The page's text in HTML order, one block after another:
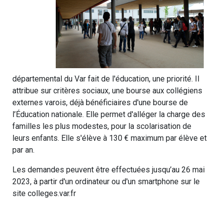
départemental du Var fait de l'éducation, une priorité. Il
attribue sur critères sociaux, une bourse aux collégiens
externes varois, déjà bénéficiaires d'une bourse de
l’Éducation nationale. Elle permet d'alléger la charge des
familles les plus modestes, pour la scolarisation de
leurs enfants. Elle s'élève à 130 € maximum par élève et
par an.
Les demandes peuvent être effectuées jusqu’au 26 mai
2023, à partir d'un ordinateur ou d'un smartphone sur le
site colleges.var.fr